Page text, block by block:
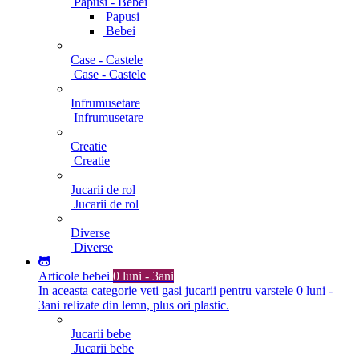
Papusi
Bebei
Case - Castele
Case - Castele
Infrumusetare
Infrumusetare
Creatie
Creatie
Jucarii de rol
Jucarii de rol
Diverse
Diverse
Articole bebei 0 luni - 3ani
In aceasta categorie veti gasi jucarii pentru varstele 0 luni -
3ani relizate din lemn, plus ori plastic.
Jucarii bebe
Jucarii bebe